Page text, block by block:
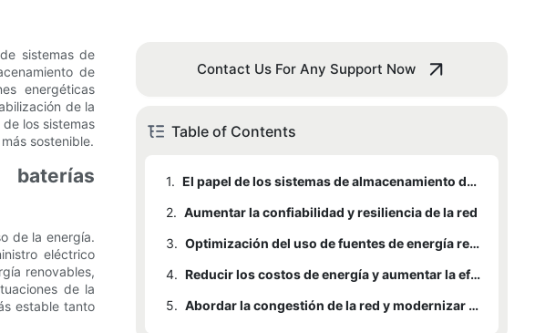
sistemas de
de
energéticas
de la
los sistemas
sostenible.
baterías
de la energía.
eléctrico
renovables,
de la
estable tanto
Contact Us For Any Support Now
Table of Contents
1.
El papel de los sistemas de almacenamiento de energía de baterías industriales en la gestión energética
2. Aumentar la confiabilidad y resiliencia de la red
3.
Optimización del uso de fuentes de energía renovables
4.
Reducir los costos de energía y aumentar la eficiencia
5.
Abordar la congestión de la red y modernizar la infraestructura